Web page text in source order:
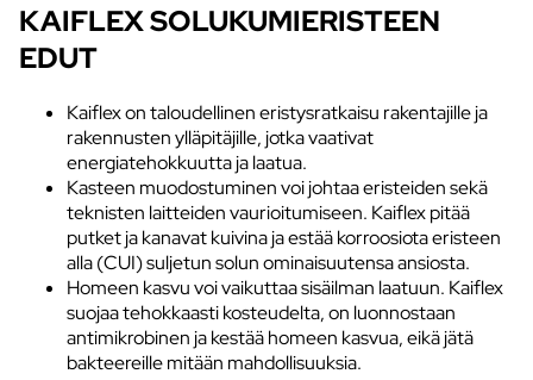
KAIFLEX SOLUKUMIERISTEEN
EDUT
Kaiflex on taloudellinen eristysratkaisu rakentajille ja
rakennusten ylläpitäjille, jotka vaativat
energiatehokkuutta ja laatua.
Kasteen muodostuminen voi johtaa eristeiden sekä
teknisten laitteiden vaurioitumiseen. Kaiflex pitää
putket ja kanavat kuivina ja estää korroosiota eristeen
alla (CUI) suljetun solun ominaisuutensa ansiosta.
Homeen kasvu voi vaikuttaa sisäilman laatuun. Kaiflex
suojaa tehokkaasti kosteudelta, on luonnostaan
antimikrobinen ja kestää homeen kasvua, eikä jätä
bakteereille mitään mahdollisuuksia.